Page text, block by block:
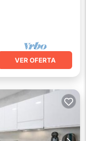
VER OFERTA